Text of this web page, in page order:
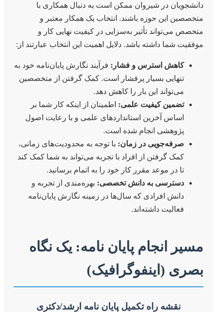
دانشجویان در شیروان ممکن است به دنبال همکاری با
متخصصین این حوزه باشند. انتخاب یک همکار معتبر و
متخصص می‌تواند تأثیر به‌سزایی در کیفیت نهایی کار و
موفقیت شما داشته باشد. دلایل اهمیت این انتخاب عبارتند از:
کاهش استرس و فشار: فرآیند نگارش پایان‌نامه خود به
تنهایی بسیار پرفشار است. کمک گرفتن از متخصصین
می‌تواند این بار را کاهش دهد.
تضمین کیفیت علمی: اطمینان از اینکه کار شما بر
اساس آخرین استانداردهای علمی و با رعایت اصول
پژوهشی انجام شده است.
صرفه‌جویی در زمان: با توجه به محدودیت‌های زمانی،
کمک گرفتن از افراد با تجربه می‌تواند به شما کمک کند
تا در موعد مقرر کار خود را به اتمام برسانید.
دسترسی به دانش تخصصی: بهره‌مندی از تجربه و
دانش افرادی که سال‌ها در زمینه نگارش پایان‌نامه
فعالیت داشته‌اند.
مسیر انجام پایان نامه: یک نگاه
بصری (اینفوگرافیک)
نقشه راه تکمیل پایان نامه ارشد/دکتری